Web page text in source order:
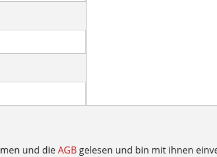
und dieAGB gelesen und bin mit ihnen